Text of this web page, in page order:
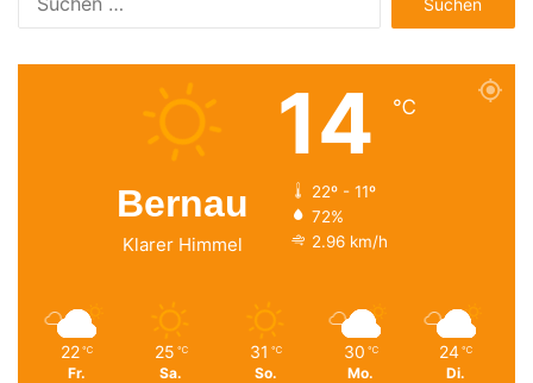
nach:
Bernau
Klarer Himmel
14 ℃
22º - 11º
72%
2.96 km/h
22 ℃
Fr.
25 ℃
Sa.
31 ℃
So.
30 ℃
Mo.
24 ℃
Di.